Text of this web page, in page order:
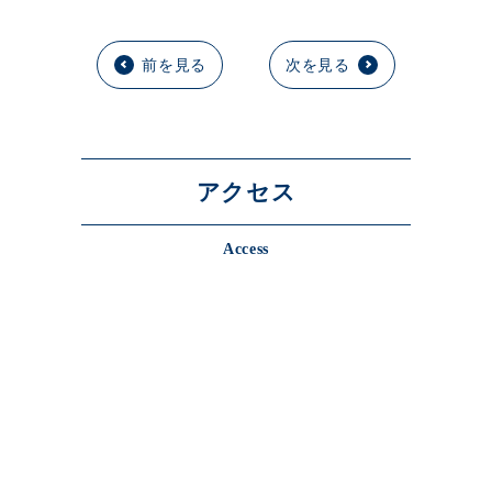
前を見る 次を見る
アクセス
Access